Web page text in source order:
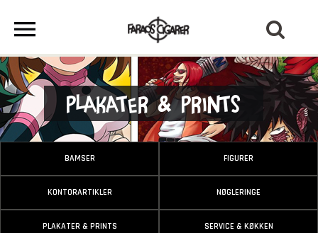
Plakater & Prints
BAMSER FIGURER
KONTORARTIKLER NØGLERINGE
PLAKATER & PRINTS SERVICE & KØKKEN